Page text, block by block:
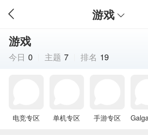
游戏
游戏
今日 0 主题 7 排名 19
电竞专区 单机专区 手游专区